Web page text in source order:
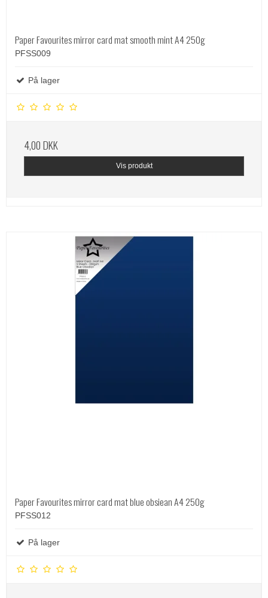
Paper Favourites mirror card mat smooth mint A4 250g
PFSS009
På lager
4,00 DKK
Vis produkt
Paper Favourites mirror card mat blue obsiean A4 250g
PFSS012
På lager